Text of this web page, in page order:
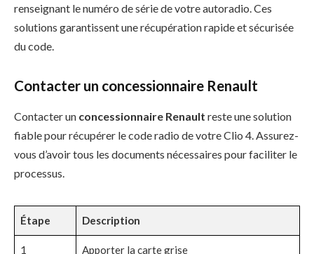
renseignant le numéro de série de votre autoradio. Ces
solutions garantissent une récupération rapide et sécurisée
du code.
Contacter un concessionnaire Renault
Contacter un concessionnaire Renault reste une solution
fiable pour récupérer le code radio de votre Clio 4. Assurez-
vous d’avoir tous les documents nécessaires pour faciliter le
processus.
Étape Description
1 Apporter la carte grise